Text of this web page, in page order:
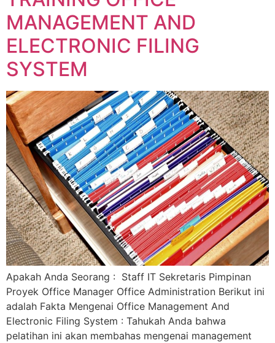
MANAGEMENT AND
ELECTRONIC FILING
SYSTEM
Apakah Anda Seorang : Staff IT Sekretaris Pimpinan
Proyek Office Manager Office Administration Berikut ini
adalah Fakta Mengenai Office Management And
Electronic Filing System : Tahukah Anda bahwa
pelatihan ini akan membahas mengenai management